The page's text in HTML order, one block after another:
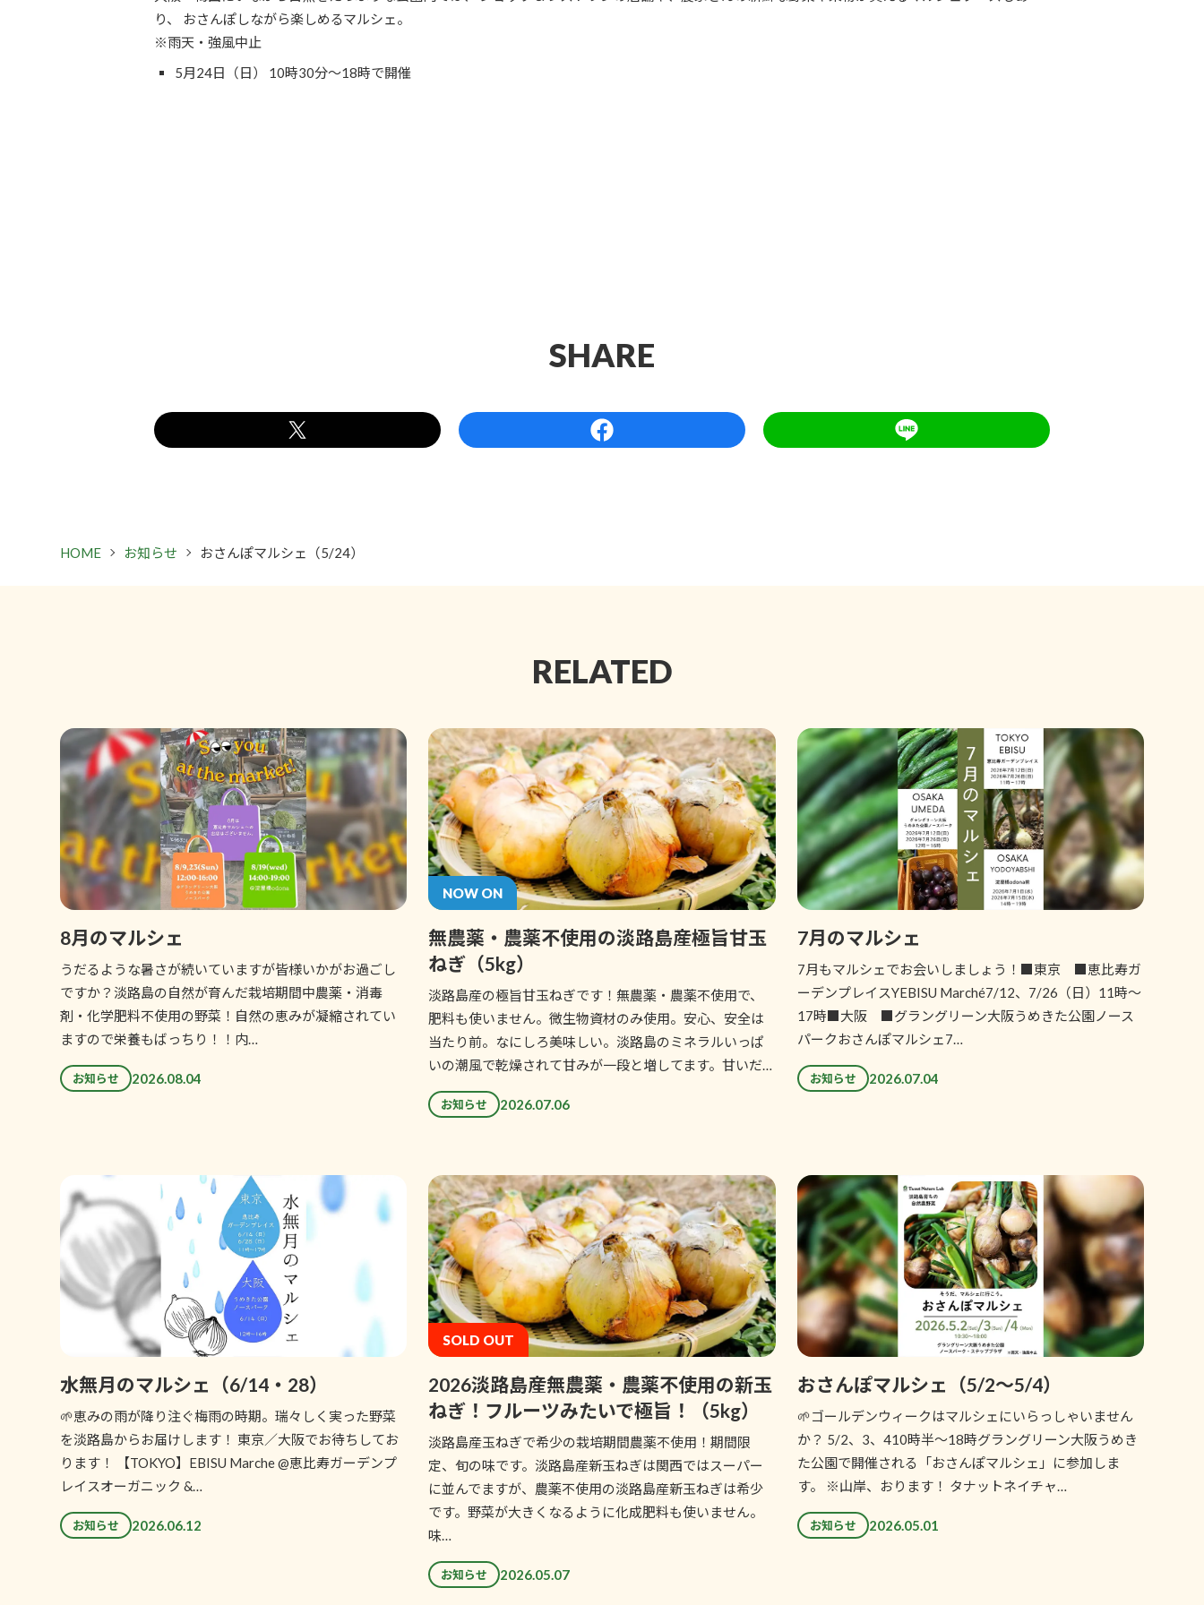
り、 おさんぽしながら楽しめるマルシェ。
※雨天・強風中止
5月24日（日） 10時30分～18時で開催
SHARE
HOME お知らせ おさんぽマルシェ（5/24）
RELATED
8月のマルシェ
うだるような暑さが続いていますが皆様いかがお過ごし
ですか？淡路島の自然が育んだ栽培期間中農薬・消毒
剤・化学肥料不使用の野菜！自然の恵みが凝縮されてい
ますので栄養もばっちり！！内…
お知らせ 2026.08.04
NOW ON
無農薬・農薬不使用の淡路島産極旨甘玉
ねぎ（5kg）
淡路島産の極旨甘玉ねぎです！無農薬・農薬不使用で、
肥料も使いません。微生物資材のみ使用。安心、安全は
当たり前。なにしろ美味しい。淡路島のミネラルいっぱ
いの潮風で乾燥されて甘みが一段と増してます。甘いだ…
お知らせ 2026.07.06
7月のマルシェ
7月もマルシェでお会いしましょう！■東京 ■恵比寿ガ
ーデンプレイスYEBISU Marché7/12、7/26（日）11時～
17時■大阪 ■グラングリーン大阪うめきた公園ノース
パークおさんぽマルシェ7…
お知らせ 2026.07.04
水無月のマルシェ（6/14・28）
🌱恵みの雨が降り注ぐ梅雨の時期。瑞々しく実った野菜
を淡路島からお届けします！ 東京／大阪でお待ちしてお
ります！ 【TOKYO】EBISU Marche @恵比寿ガーデンプ
レイスオーガニック &…
お知らせ 2026.06.12
SOLD OUT
2026淡路島産無農薬・農薬不使用の新玉
ねぎ！フルーツみたいで極旨！（5kg）
淡路島産玉ねぎで希少の栽培期間農薬不使用！期間限
定、旬の味です。淡路島産新玉ねぎは関西ではスーパー
に並んでますが、農薬不使用の淡路島産新玉ねぎは希少
です。野菜が大きくなるように化成肥料も使いません。
味…
お知らせ 2026.05.07
おさんぽマルシェ（5/2〜5/4）
🌱ゴールデンウィークはマルシェにいらっしゃいません
か？ 5/2、3、410時半〜18時グラングリーン大阪うめき
た公園で開催される「おさんぽマルシェ」に参加しま
す。 ※山岸、おります！ タナットネイチャ…
お知らせ 2026.05.01